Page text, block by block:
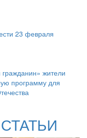
23 февраля
жители
программу для